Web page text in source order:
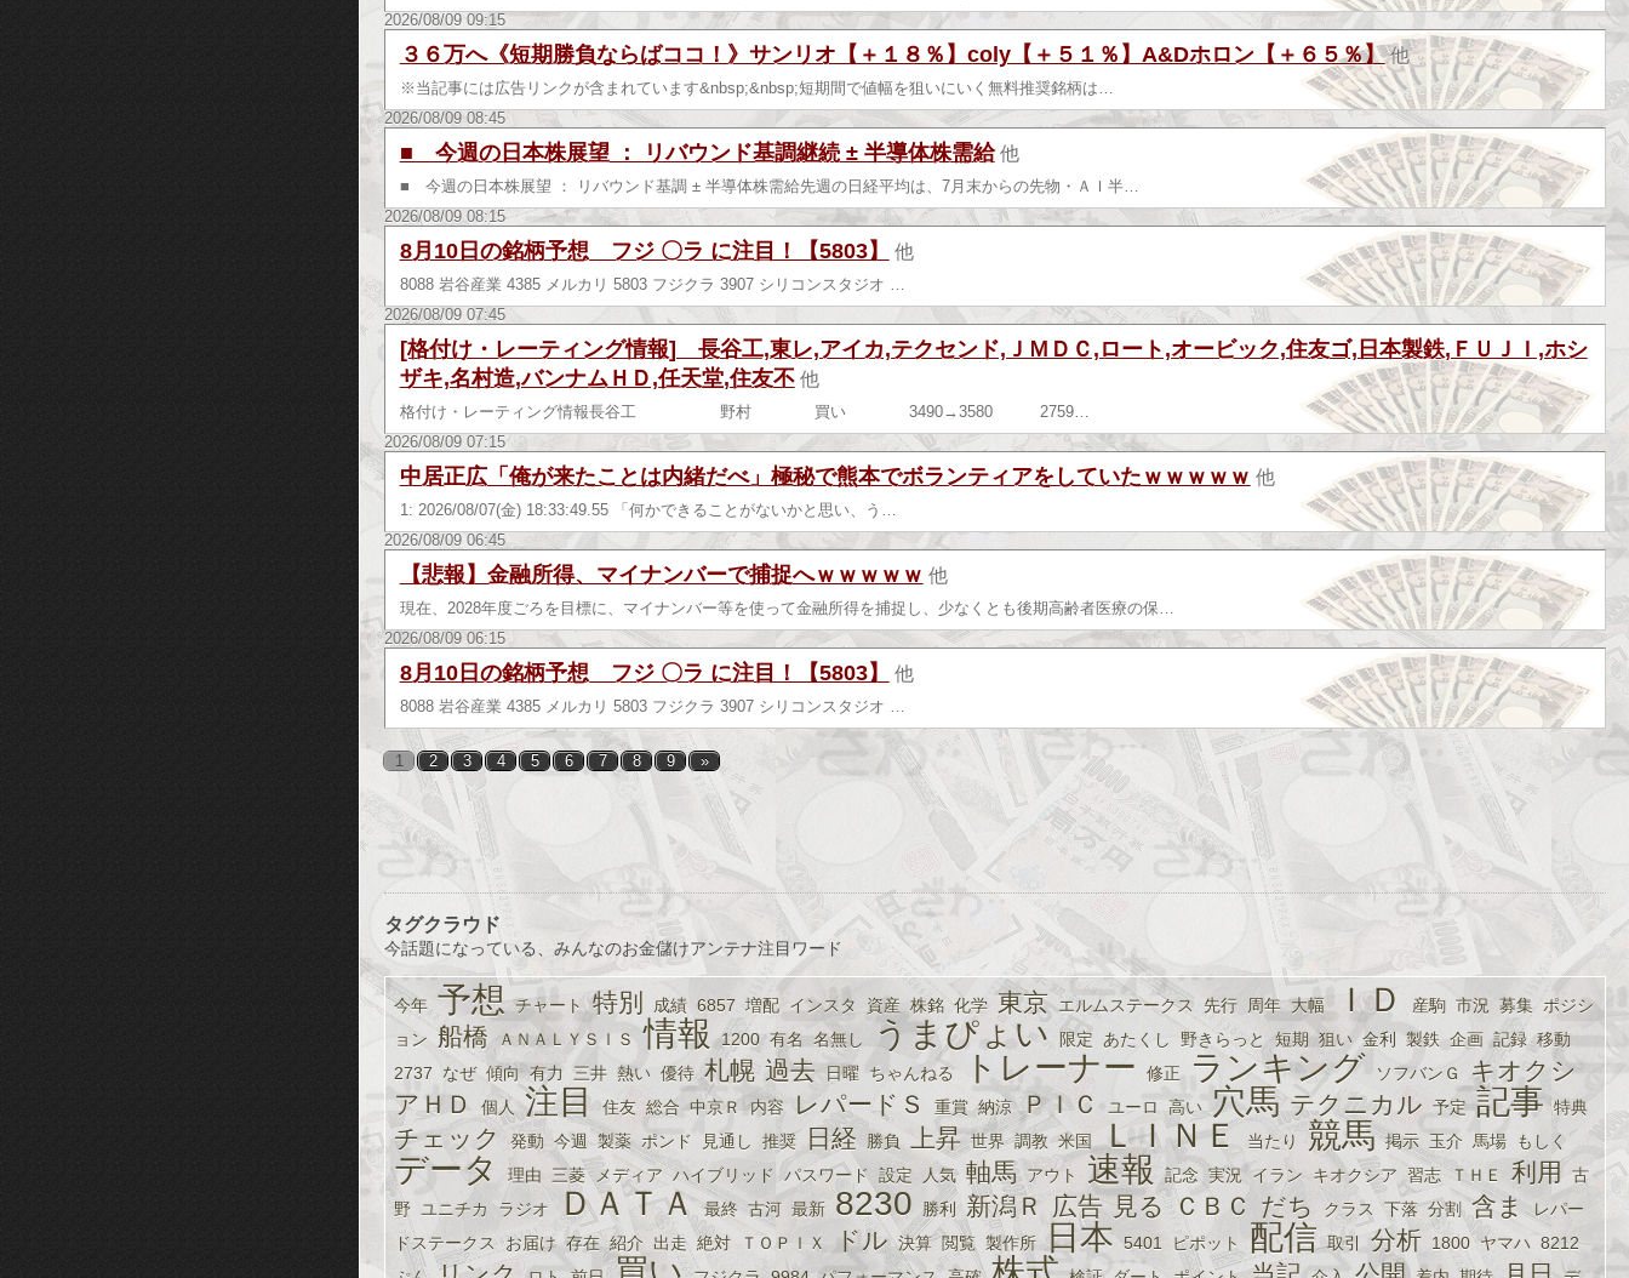
2026/08/09 09:15
３６万へ《短期勝負ならばココ！》サンリオ【＋１８％】coly【＋５１％】A&Dホロン【＋６５％】 他
※当記事には広告リンクが含まれています&nbsp;&nbsp;短期間で値幅を狙いにいく無料推奨銘柄は…
2026/08/09 08:45
■ 今週の日本株展望 ： リバウンド基調継続 ± 半導体株需給 他
■ 今週の日本株展望 ： リバウンド基調 ± 半導体株需給先週の日経平均は、7月末からの先物・ＡＩ半…
2026/08/09 08:15
8月10日の銘柄予想 フジ 〇ラ に注目！【5803】 他
8088 岩谷産業 4385 メルカリ 5803 フジクラ 3907 シリコンスタジオ …
2026/08/09 07:45
[格付け・レーティング情報] 長谷工,東レ,アイカ,テクセンド,ＪＭＤＣ,ロート,オービック,住友ゴ,日本製鉄,ＦＵＪＩ,ホシ
ザキ,名村造,バンナムＨＤ,任天堂,住友不 他
格付け・レーティング情報長谷工 野村 買い 3490→3580 2759…
2026/08/09 07:15
中居正広「俺が来たことは内緒だべ」極秘で熊本でボランティアをしていたｗｗｗｗｗ 他
1: 2026/08/07(金) 18:33:49.55 「何かできることがないかと思い、う…
2026/08/09 06:45
【悲報】金融所得、マイナンバーで捕捉へｗｗｗｗｗ 他
現在、2028年度ごろを目標に、マイナンバー等を使って金融所得を捕捉し、少なくとも後期高齢者医療の保…
2026/08/09 06:15
8月10日の銘柄予想 フジ 〇ラ に注目！【5803】 他
8088 岩谷産業 4385 メルカリ 5803 フジクラ 3907 シリコンスタジオ …
1 2 3 4 5 6 7 8 9 »
タグクラウド
今話題になっている、みんなのお金儲けアンテナ注目ワード
今年 予想 チャート 特別 成績 6857 増配 インスタ 資産 株銘 化学 東京 エルムステークス 先行 周年 大幅 ＩＤ 産駒 市況 募集 ポジシ
ョン 船橋 ＡＮＡＬＹＳＩＳ 情報 1200 有名 名無し うまぴょい 限定 あたくし 野きらっと 短期 狙い 金利 製鉄 企画 記録 移動
2737
なぜ 傾向 有力 三井 熱い 優待 札幌 過去 日曜 ちゃんねる トレーナー 修正 ランキング ソフバンＧ
キオクシ
アＨＤ
個人 注目 住友 総合 中京Ｒ 内容 レパードＳ 重賞 納涼 ＰＩＣ ユーロ 高い 穴馬 テクニカル 予定 記事 特典
チェック 発動 今週 製薬 ポンド 見通し 推奨 日経 勝負 上昇 世界 調教 米国 ＬＩＮＥ 当たり 競馬 掲示 玉介 馬場 もしく
データ 理由 三菱 メディア ハイブリッド パスワード 設定 人気 軸馬 アウト 速報 記念 実況 イラン キオクシア 習志 ＴＨＥ 利用
古
野
ユニチカ ラジオ ＤＡＴＡ 最終 古河 最新 8230 勝利 新潟Ｒ 広告 見る ＣＢＣ だち クラス 下落 分割 含ま
レパー
ドステークス
お届け 存在 紹介 出走 絶対 ＴＯＰＩＸ ドル 決算 閲覧 製作所 日本 5401 ピポット 配信 取引 分析 1800 ヤマハ 8212